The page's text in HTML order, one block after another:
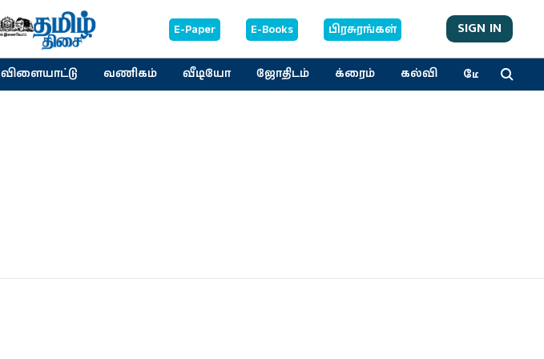
E-Paper E-Books பிரசுரங்கள் SIGN IN
விளையாட்டு வணிகம் வீடியோ ஜோதிடம் க்ரைம் கல்வி மேலும்